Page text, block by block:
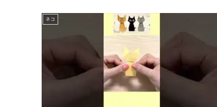
ネコ